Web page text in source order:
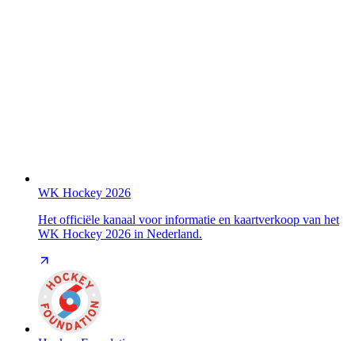
WK Hockey 2026
Het officiële kanaal voor informatie en kaartverkoop van het
WK Hockey 2026 in Nederland.